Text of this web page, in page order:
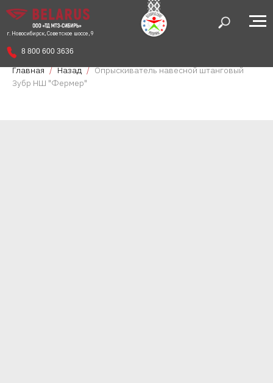
г. Новосибирск, Советское шоссе, 9
8 800 600 3636
Главная Назад
Опрыскиватель навесной штанговый
Зубр НШ "Фермер"